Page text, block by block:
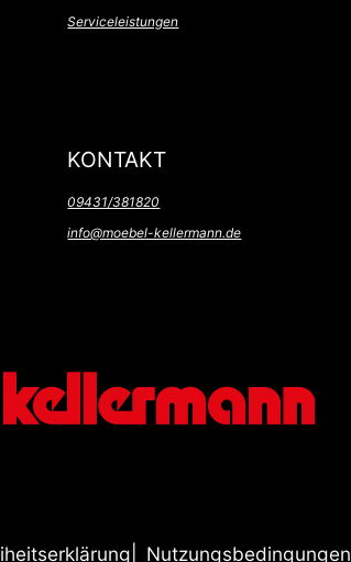
Serviceleistungen
KONTAKT
09431/381820
info@moebel-kellermann.de
Nutzungsbedingungen